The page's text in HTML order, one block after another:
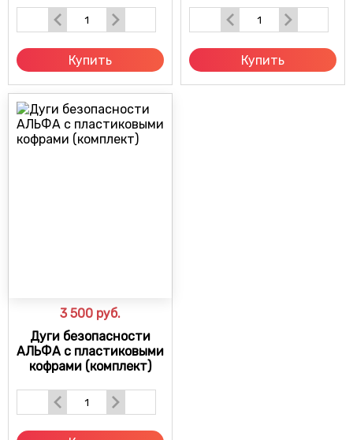
Купить Купить
3 500 руб.
Дуги безопасности
АЛЬФА с пластиковыми
кофрами (комплект)